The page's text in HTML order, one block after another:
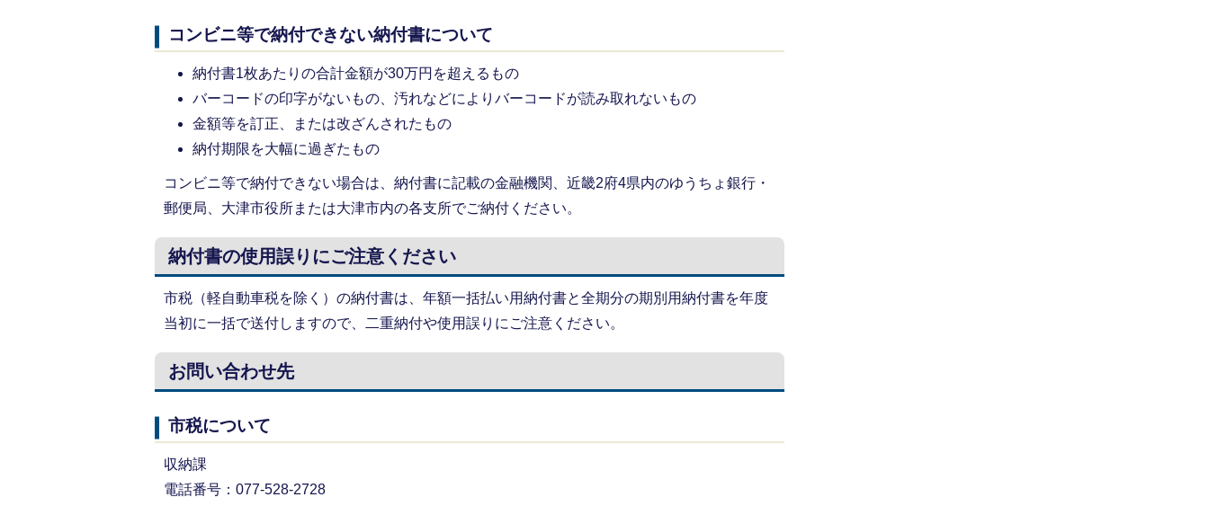
コンビニ等で納付できない納付書について
納付書1枚あたりの合計金額が30万円を超えるもの
バーコードの印字がないもの、汚れなどによりバーコードが読み取れないもの
金額等を訂正、または改ざんされたもの
納付期限を大幅に過ぎたもの
コンビニ等で納付できない場合は、納付書に記載の金融機関、近畿2府4県内のゆうちょ銀行・
郵便局、大津市役所または大津市内の各支所でご納付ください。
納付書の使用誤りにご注意ください
市税（軽自動車税を除く）の納付書は、年額一括払い用納付書と全期分の期別用納付書を年度
当初に一括で送付しますので、二重納付や使用誤りにご注意ください。
お問い合わせ先
市税について
収納課
電話番号：077-528-2728